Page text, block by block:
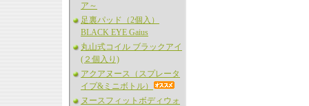
ア～
足裏パッド（2個入）
BLACK EYE Gaius
丸山式コイル ブラックアイ
(２個入り)
アクアヌース（スプレータ
イプ&ミニボトル）
ヌースフィットボディウォ